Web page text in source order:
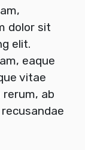
dolor sit
elit.
eaque
vitae
rerum, ab